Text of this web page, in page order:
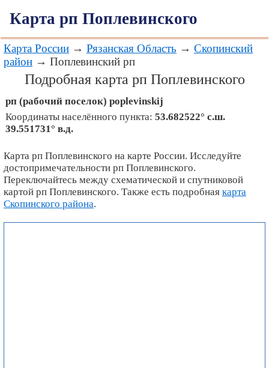
Карта рп Поплевинского
Карта России → Рязанская Область → Скопинский
район → Поплевинский рп
Подробная карта рп Поплевинского
рп (рабочий поселок) poplevinskij
Координаты населённого пункта: 53.682522° с.ш.
39.551731° в.д.
Карта рп Поплевинского на карте России. Исследуйте
достопримечательности рп Поплевинского.
Переключайтесь между схематической и спутниковой
картой рп Поплевинского. Также есть подробная карта
Скопинского района.